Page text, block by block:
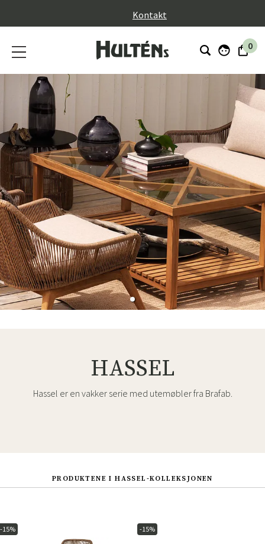
Kontakt
0
HASSEL
Hassel er en vakker serie med utemøbler fra Brafab.
PRODUKTENE I HASSEL-KOLLEKSJONEN
-15% -15%